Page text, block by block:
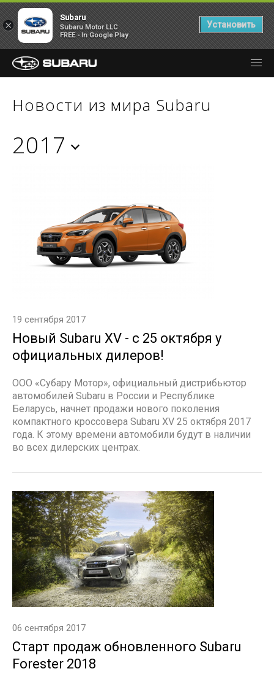
Новости из мира Subaru
2017
19 сентября 2017
Новый Subaru XV - с 25 октября у
официальных дилеров!
ООО «Субару Мотор», официальный дистрибьютор
автомобилей Subaru в России и Республике
Беларусь, начнет продажи нового поколения
компактного кроссовера Subaru XV 25 октября 2017
года. К этому времени автомобили будут в наличии
во всех дилерских центрах.
06 сентября 2017
Старт продаж обновленного Subaru
Forester 2018
×
Subaru
Subaru Motor LLC
FREE - In Google Play
Установить